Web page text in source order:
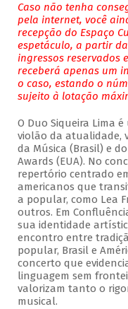
Caso não tenha
pela internet, você
recepção do Espaço
espetáculo, a partir
ingressos reservados
receberá apenas um
o caso, estando o
sujeito à lotação
O Duo Siqueira Lima
violão da atualidade,
da Música (Brasil) e
Awards (EUA). No
repertório centrado
americanos que
a popular, como Lea
outros. Em
sua identidade
encontro entre
popular, Brasil e
concerto que
linguagem sem
valorizam tanto o
musical.